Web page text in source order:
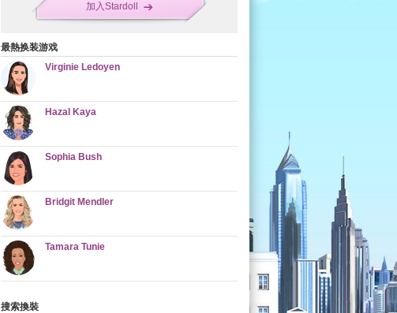
加入Stardoll
最熱换装游戏
Virginie Ledoyen
Hazal Kaya
Sophia Bush
Bridgit Mendler
Tamara Tunie
搜索換裝